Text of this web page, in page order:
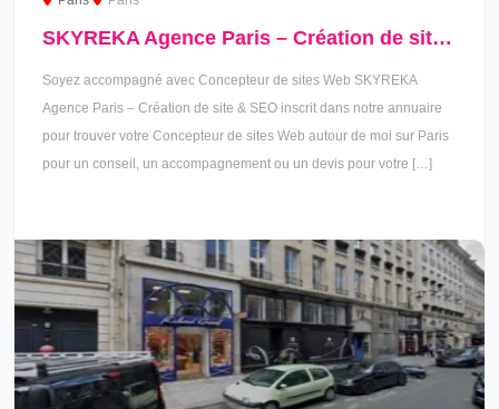
SKYREKA Agence Paris – Création de site & SEO à Paris
Soyez accompagné avec Concepteur de sites Web SKYREKA
Agence Paris – Création de site & SEO inscrit dans notre annuaire
pour trouver votre Concepteur de sites Web autour de moi sur Paris
pour un conseil, un accompagnement ou un devis pour votre […]